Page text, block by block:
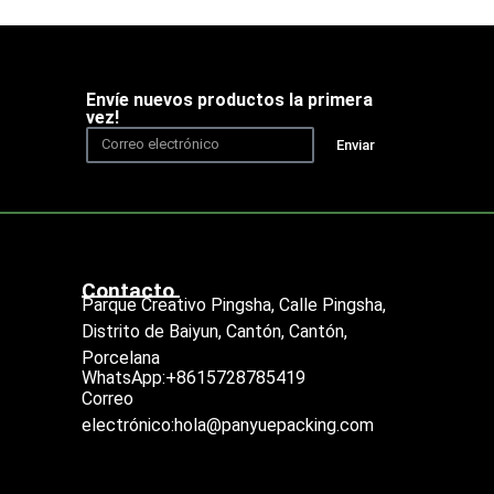
Envíe nuevos productos la primera
vez!
Enviar
Contacto
Parque Creativo Pingsha, Calle Pingsha,
Distrito de Baiyun, Cantón, Cantón,
Porcelana
WhatsApp:+8615728785419
Correo
electrónico:hola@panyuepacking.com